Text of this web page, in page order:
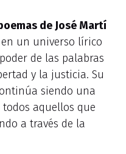
de José Martí
un universo lírico
de las palabras
y la justicia. Su
siendo una
aquellos que
a través de la